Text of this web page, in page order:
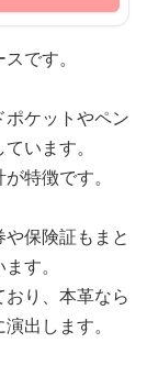
です。
ケットやペン
います。
特徴です。
保険証もまと
す。
り、本革なら
出します。